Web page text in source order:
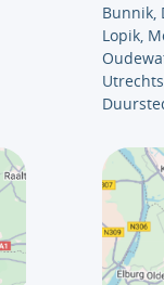
Bunnik,
Lopik,